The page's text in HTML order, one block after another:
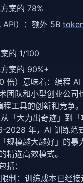
案的 78%
API）：额外 5B token
的 1/100
案的 90%+
倍）意味着：编程
团队和小型创业公司
工具的创新和竞争。
「大力出奇迹」到「
2028 年，AI 训练范
模越大越好」的暴
精选高效模式。
括：
制：训练成本已经